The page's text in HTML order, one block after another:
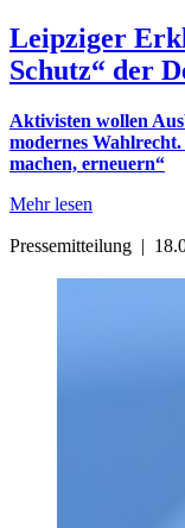
Leipziger
Schutz“ der
Aktivisten wollen
modernes
machen, erneuern“
Mehr lesen
Pressemitteilung |